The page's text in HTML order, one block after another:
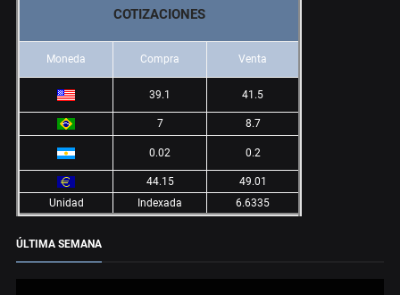
COTIZACIONES
Moneda Compra Venta
39.1 41.5
7 8.7
0.02 0.2
44.15
49.01
Unidad
Indexada 6.6335
ÚLTIMA SEMANA